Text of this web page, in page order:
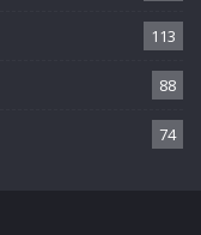
113
88
74